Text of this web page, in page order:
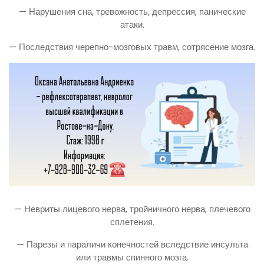
— Нарушения сна, тревожность, депрессия, панические
атаки.
— Последствия черепно-мозговых травм, сотрясение мозга.
— Невриты лицевого нерва, тройничного нерва, плечевого
сплетения.
— Парезы и параличи конечностей вследствие инсульта
или травмы спинного мозга.